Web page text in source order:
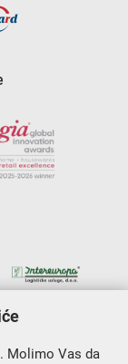
Molimo Vas da